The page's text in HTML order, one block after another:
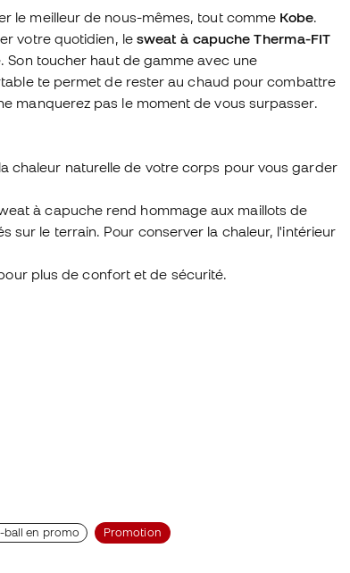
le meilleur de nous-mêmes, tout comme Kobe.
votre quotidien, le sweat à capuche Therma-FIT
Son toucher haut de gamme avec une
te permet de rester au chaud pour combattre
manquerez pas le moment de vous surpasser.
chaleur naturelle de votre corps pour vous garder
à capuche rend hommage aux maillots de
sur le terrain. Pour conserver la chaleur, l'intérieur
plus de confort et de sécurité.
ball en promo Promotion